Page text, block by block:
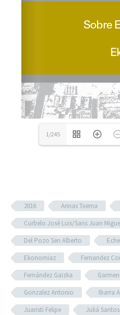
itxaropena@itxaropena.net
1/245
2016 Arinas Txema
Curbelo José Luis/Sans Juan
Del Pozo Sen Alberto
Ekonomiaz
Fernandez
Fernández Gaizka
Gonzalez Antonio
Ibarra
Juaristi Felipe
Juliá Santos